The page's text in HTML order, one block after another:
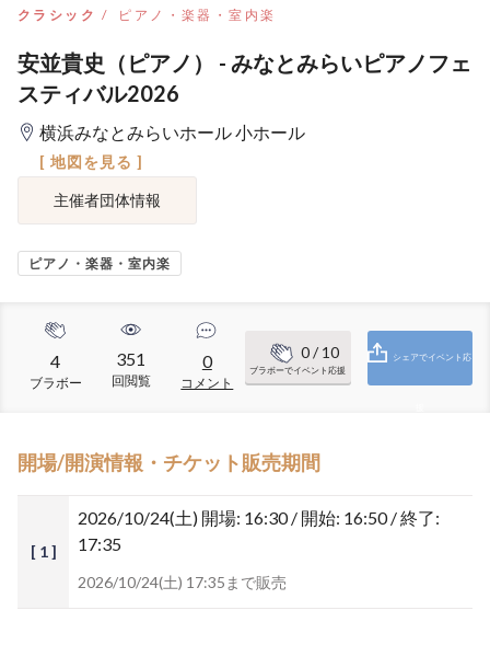
クラシック ピアノ・楽器・室内楽
安並貴史（ピアノ） - みなとみらいピアノフェ
スティバル2026
横浜みなとみらいホール 小ホール
[ 地図を見る ]
主催者団体情報
ピアノ・楽器・室内楽
4
ブラボー
351
回閲覧
0
コメント
0/ 10
ブラボーでイベント応援
シェアでイベント応
開場/開演情報・チケット販売期間
[ 1 ]
2026/10/24(土) 開場: 16:30 / 開始: 16:50 / 終了:
17:35
2026/10/24(土) 17:35まで販売